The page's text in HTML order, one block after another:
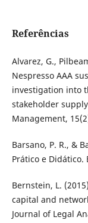
Referências
Alvarez, G.,
Nespresso AAA
investigation into
stakeholder
Management,
Barsano, P. R., &
Prático e Didático.
Bernstein, L.
capital and
Journal of Legal